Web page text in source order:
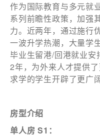
作为国际教育与多元就
系列前瞻性政策，加强
力。近两年，通过施行
一波升学热潮，大量学
毕业生留港/回港就业安
2年，为外来人才提供
求学的学生开辟了更广
房型介绍
单人房 S1：